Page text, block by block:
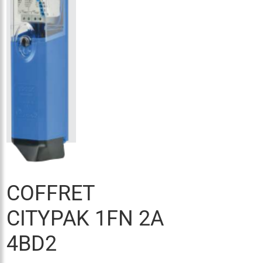
COFFRET
CITYPAK 1FN 2A
4BD2